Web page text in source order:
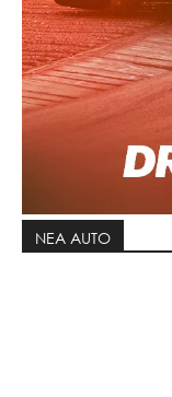
ΝΕΑ AUTO